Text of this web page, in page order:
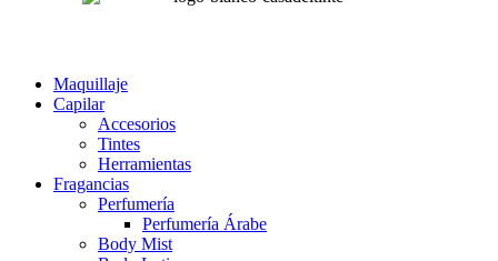
Maquillaje
Capilar
Accesorios
Tintes
Herramientas
Fragancias
Perfumería
Perfumería Árabe
Body Mist